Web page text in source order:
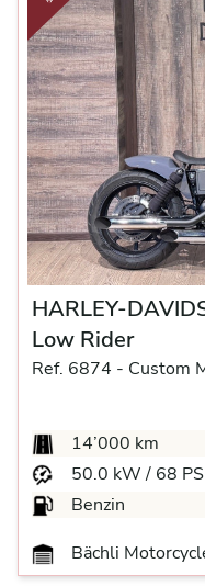
HARLEY-
Low Rider
Ref. 6874 - Custom
14’000 km
50.0 kW / 68 PS
Benzin
Bächli